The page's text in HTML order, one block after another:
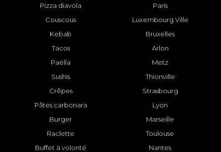
Pizza diavola
Couscous
Kebab
Tacos
Paëlla
Sushis
Crêpes
Pâtes carbonara
Burger
Raclette
Buffet à volonté
Paris
Luxembourg Ville
Bruxelles
Arlon
Metz
Thionville
Strasbourg
Lyon
Marseille
Toulouse
Nantes